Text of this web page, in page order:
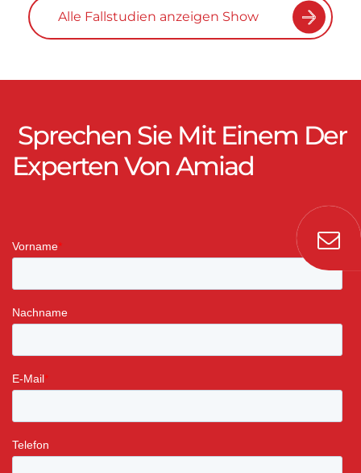
Alle Fallstudien anzeigen Show
Sprechen Sie Mit Einem Der
Experten Von Amiad